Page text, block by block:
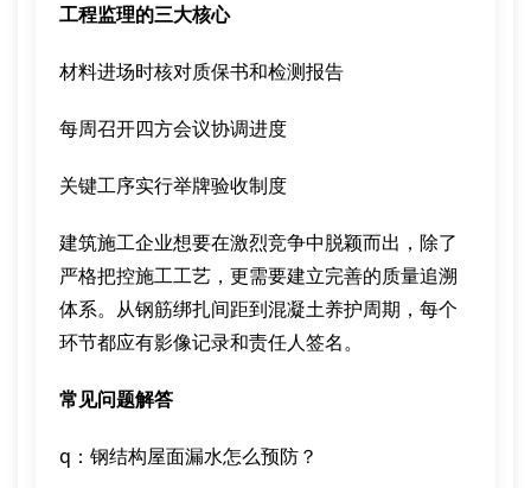
工程监理的三大核心
材料进场时核对质保书和检测报告
每周召开四方会议协调进度
关键工序实行举牌验收制度
建筑施工企业想要在激烈竞争中脱颖而出，除了
严格把控施工工艺，更需要建立完善的质量追溯
体系。从钢筋绑扎间距到混凝土养护周期，每个
环节都应有影像记录和责任人签名。
常见问题解答
q：钢结构屋面漏水怎么预防？